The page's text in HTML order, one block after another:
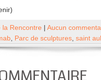
la Rencontre | Aucun
Parc de sculptures saint